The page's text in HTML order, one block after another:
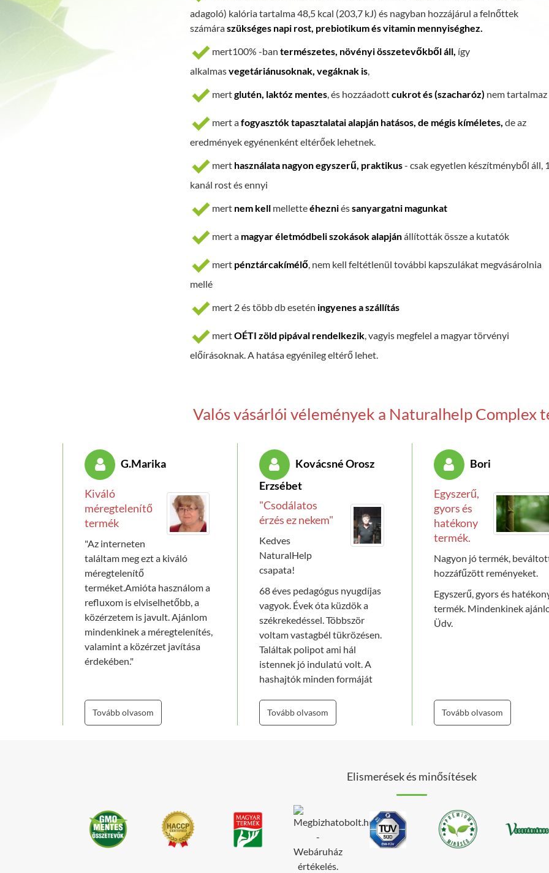
adagoló) kalória tartalma 48,5 kcal (203,7 kJ) és nagyban hozzájárul a felnőttek
számáraszükséges napi rost, prebiotikum és vitamin mennyiséghez.
mert100% -ban természetes, növényi összetevőkből áll, így
alkalmasvegetáriánusoknak, vegáknak is,
mertglutén, laktóz mentes, és hozzáadottcukrot és (szacharóz) nem tartalmaz
mert afogyasztók tapasztalatai alapján hatásos, de mégis kíméletes,deaz
eredmények egyénenként eltérőek lehetnek.
mert használata nagyon egyszerű, praktikus- csak egyetlen készítményből áll,
kanál rost és ennyi
mert nem kell melletteéhezniéssanyargatni magunkat
mert a magyar életmódbeli szokások alapjánállították össze a kutatók
mert pénztárcakímélő, nem kell feltétlenül további kapszulákat megvásárolnia
mellé
mert 2 és több db esetén ingyenes a szállítás
mertOÉTI zöld pipával rendelkezik, vagyis megfelel a magyar törvényi
előírásoknak. A hatása egyénileg eltérő lehet.
Valós vásárlói vélemények a Naturalhelp Complex
G.Marika
Kiváló
méregtelenítő
termék
"Az interneten
találtam meg ezt a kiváló
méregtelenítő
terméket.Amióta használom a
refluxom is elviselhetőbb, a
közérzetem is javult. Ajánlom
mindenkinek a méregtelenítés,
valamint a közérzet javítása
érdekében."
Tovább olvasom
Kovácsné Orosz
Erzsébet
"Csodálatos
érzés ez nekem"
Kedves
NaturalHelp
csapata!
68 éves pedagógus nyugdíjas
vagyok. Évek óta küzdök a
székrekedéssel. Többször
voltam vastagbél tükrözésen.
Találtak polipot ami hál
istennek jó indulatú volt. A
hashajtók minden formáját
hashajtók a bélbolyhokat a
vastagbélről lemarta.
próbából rendeltem 1
megfelelően elkezdtem szedni.
Egy hét szedése után vettem
észre a hatását /Gondoltam
már ez sem hat/Egy hét után
éreztem a hatását.
Tovább olvasom
Bori
Egyszerű,
gyors és
hatékony
termék.
Nagyon jó termék,
hozzáfűzött reményeket.
Egyszerű, gyors és
termék. Mindenkinek
Üdv.
Tovább olvasom
Elismerések és minősítések